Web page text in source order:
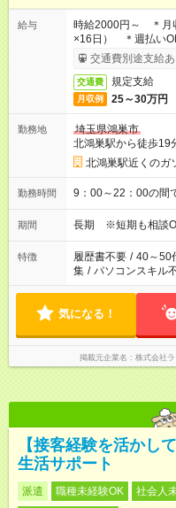
給与
時給2000円～ ＊月
×16日） ＊週払い
交通費別途支給あ
交通費 規定支給
月収例 25～30万円
勤務地
埼玉県鴻巣市
北鴻巣駅から徒歩19
北鴻巣駅近くのガ
勤務時間 9：00～22：00の間
期間 長期 ※短期も相談
特徴 履歴書不要 / 40～50
集 / パソコンスキル
気になる！
掲載元企業名 株式会社
【接客経験を活かし
生活サポート
派遣 職種未経験OK 社会人